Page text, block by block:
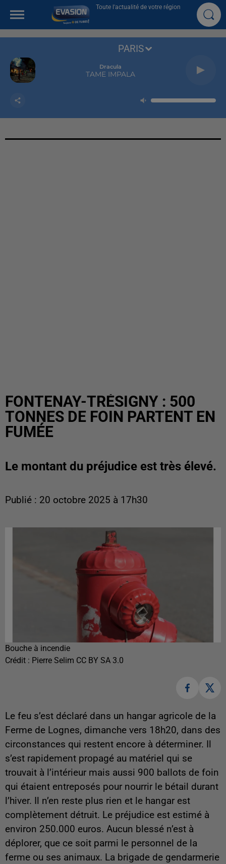
Toute l'actualité de votre région
Dracula
TAME IMPALA
PARIS
FONTENAY-TRÉSIGNY : 500
TONNES DE FOIN PARTENT EN
FUMÉE
Le montant du préjudice est très élevé.
Publié : 20 octobre 2025 à 17h30
Bouche à incendie
Crédit : Pierre Selim CC BY SA 3.0
Le feu s’est déclaré dans un hangar agricole de la
Ferme de Lognes, dimanche vers 18h20, dans des
circonstances qui restent encore à déterminer. Il
s’est rapidement propagé au matériel qui se
trouvait à l’intérieur mais aussi 900 ballots de foin
qui étaient entreposés pour nourrir le bétail durant
l’hiver. Il n’en reste plus rien et le hangar est
complètement détruit. Le préjudice est estimé à
environ 250.000 euros. Aucun blessé n’est à
déplorer, que ce soit parmi le personnel de la
ferme ou ses animaux. La brigade de gendarmerie